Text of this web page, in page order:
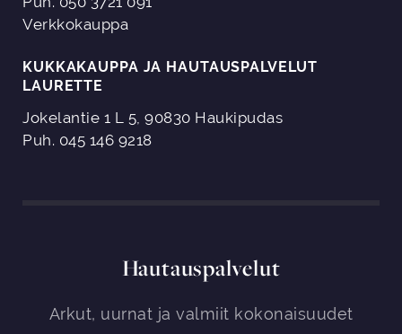
Verkkokauppa
KUKKAKAUPPA JA HAUTAUSPALVELUT
LAURETTE
Jokelantie 1 L 5, 90830 Haukipudas
Puh. 045 146 9218
Hautauspalvelut
Arkut, uurnat ja valmiit kokonaisuudet